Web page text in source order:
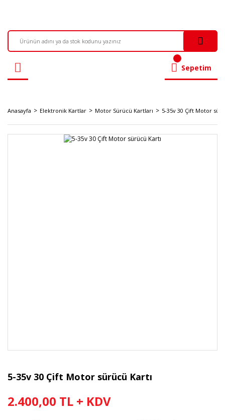
Sepetim
Anasayfa Elektronik Kartlar Motor Sürücü Kartları 5-35v 30 Çift Motor
5-35v 30 Çift Motor sürücü Kartı
2.400,00 TL + KDV